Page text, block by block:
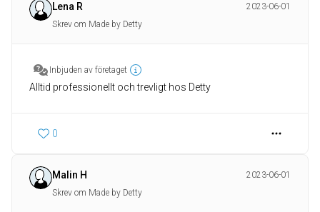
Lena R
2023-06-01
Skrev om Made by Detty
Inbjuden av företaget
Alltid professionellt och trevligt hos Detty
0
Malin H
2023-06-01
Skrev om Made by Detty